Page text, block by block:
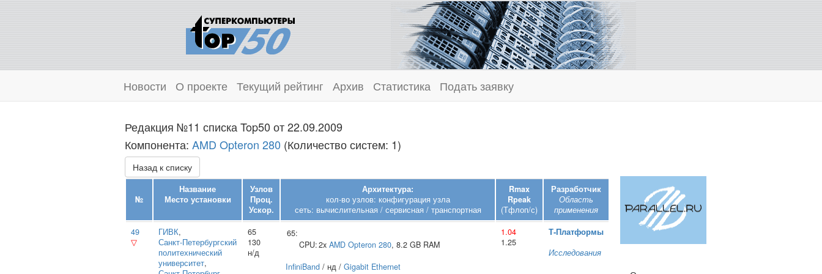
Новости О проекте Текущий рейтинг Архив Статистика Подать заявку
Редакция №11 списка Top50 от 22.09.2009
Компонента: AMD Opteron 280 (Количество систем: 1)
Назад к списку
№
Название
Место установки
Узлов
Проц.
Ускор.
Архитектура:
кол-во узлов: конфигурация узла
сеть: вычислительная / сервисная / транспортная
Rmax
Rpeak
(Тфлоп/с)
Разработчик
Область
применения
49
▽
ГИВК,
Санкт‑Петербургский
политехнический
университет,
65
130
н/д
65:
CPU:2x AMD Opteron 280, 8.2 GB RAM
InfiniBand / нд / Gigabit Ethernet
1.04
1.25
Т‑Платформы
Исследования